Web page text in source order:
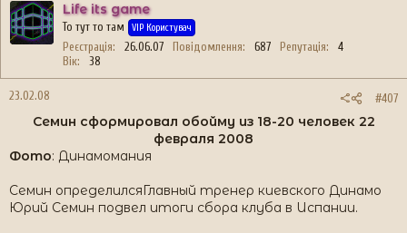
Life its game
То тут то там VIP Користувач
Реєстрація 26.06.07 Повідомлення 687 Репутація
4
Вік
38
23.02.08 #407
Семин сформировал обойму из 18-20 человек 22
февраля 2008​
Фото: Динамомания
Семин определилсяГлавный тренер киевского Динамо
Юрий Семин подвел итоги сбора клуба в Испании.